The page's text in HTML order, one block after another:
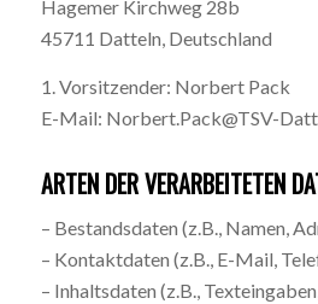
Hagemer Kirchweg 28b
45711 Datteln, Deutschland
1. Vorsitzender: Norbert Pack
E-Mail: Norbert.Pack@TSV-
ARTEN DER VERARBEITETEN
– Bestandsdaten (z.B., Namen,
– Kontaktdaten (z.B., E-Mail,
– Inhaltsdaten (z.B.,